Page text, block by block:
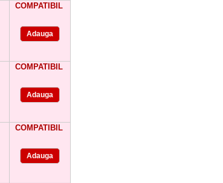
COMPATIBIL
COMPATIBIL
COMPATIBIL